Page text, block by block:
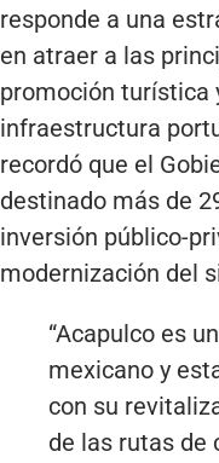
responde a una
en atraer a las
promoción turística
infraestructura
recordó que el
destinado más de
inversión público-
modernización del
“Acapulco es
mexicano y
con su
de las rutas de